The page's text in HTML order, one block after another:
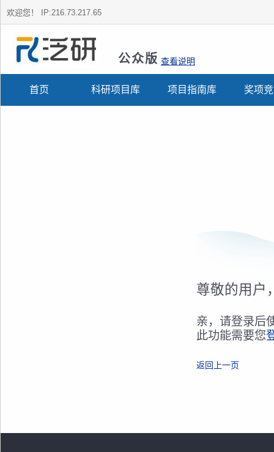
欢迎您！ IP:216.73.217.65
公众版 查看说明
首页 科研项目库 项目指南库 奖项
尊敬的用户
亲，请登录后
此功能需要您
返回上一页